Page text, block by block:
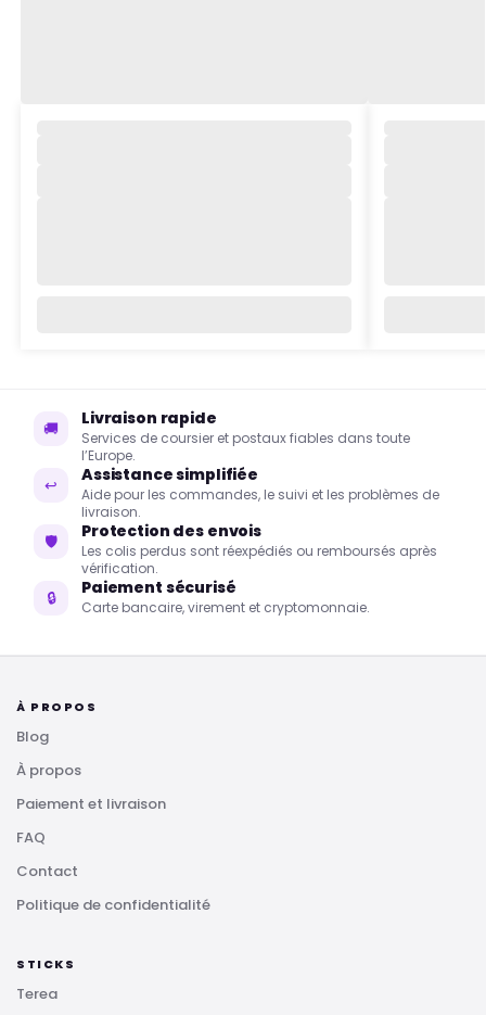
🚚 Livraison rapide
Services de coursier et postaux fiables dans toute
l’Europe.
↩ Assistance simplifiée
Aide pour les commandes, le suivi et les problèmes de
livraison.
🛡 Protection des envois
Les colis perdus sont réexpédiés ou remboursés après
vérification.
🔒 Paiement sécurisé
Carte bancaire, virement et cryptomonnaie.
À PROPOS
Blog
À propos
Paiement et livraison
FAQ
Contact
Politique de confidentialité
STICKS
Terea